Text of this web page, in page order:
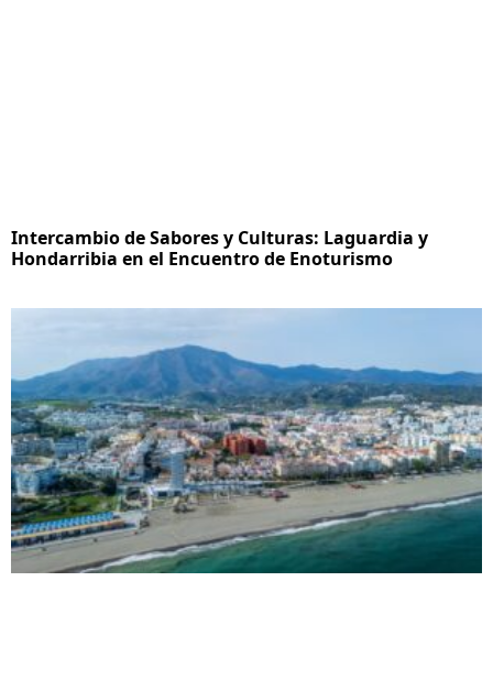
Intercambio de Sabores y Culturas: Laguardia y
Hondarribia en el Encuentro de Enoturismo